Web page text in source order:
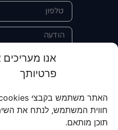
אנו
פרטיותך
חווית המשתמש, לנתח את
תוכן מותאם.
והשימוש בהם כדי
קבלת מידע על
לקוחות. אני מודע/ת